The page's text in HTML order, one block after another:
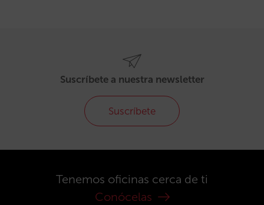
Suscríbete a nuestra newsletter
Suscríbete
Tenemos oficinas cerca de ti
Conócelas